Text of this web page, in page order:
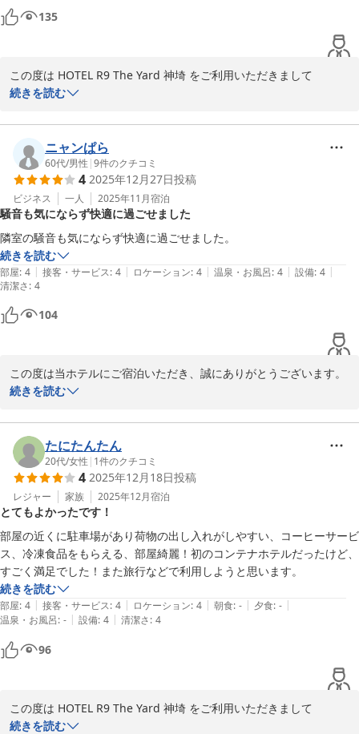
車で旅行する際はまた利用したいです。
135
この度は HOTEL R9 The Yard 神埼 をご利用いただきまして
誠にありがとうございます。
猛暑日が続きますので、どうぞご自愛ください
またのご利用をスタッフ一同心よりお待ちしております。
2025-08-15
続きを読む
ニャンぱら
60代/男性 |9件のクチコミ
4 2025年12月27日投稿
ビジネス 一人 2025年11月宿泊
騒音も気にならず快適に過ごせました
隣室の騒音も気にならず快適に過ごせました。
続きを読む
部屋: 4 | 接客・サービス: 4 | ロケーション: 4 | 温泉・お風呂: 4 | 設備: 4 |
清潔さ: 4
104
この度は当ホテルにご宿泊いただき、誠にありがとうございます。
隣室の騒音も気にならず快適にお過ごしいただけたとのお言葉を頂
お客様が安心してお休みいただける環境づくりをこれからも大切に
してまいります。
またのご来館をスタッフ一同、心よりお待ち申し上げております。
HOTEL R9 The Yard 神埼
ＨＯＴＥＬ Ｒ９ Ｔｈｅ Ｙａｒｄ 神埼
2025-12-27
続きを読む
たにたんたん
20代/女性 | 1件のクチコミ
4 2025年12月18日投稿
レジャー 家族 2025年12月宿泊
とてもよかったです！
部屋の近くに駐車場があり荷物の出し入れがしやすい、コーヒーサービ
ス、冷凍食品をもらえる、部屋綺麗！初のコンテナホテルだったけど、
すごく満足でした！また旅行などで利用しようと思います。
続きを読む
部屋: 4 | 接客・サービス: 4 | ロケーション: 4 | 朝食: - | 夕食: - |
温泉・お風呂: - | 設備: 4 | 清潔さ: 4
96
この度は HOTEL R9 The Yard 神埼 をご利用いただきまして
誠にありがとうございます。
続きを読む